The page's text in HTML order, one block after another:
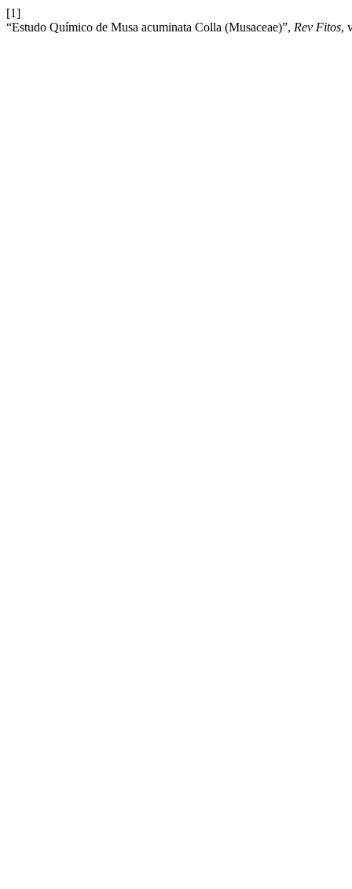
[1]
“Estudo Químico de Musa acuminata Colla (Musaceae)”, Rev Fitos,